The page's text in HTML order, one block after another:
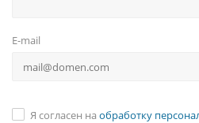
E-mail
Я согласен на обработку